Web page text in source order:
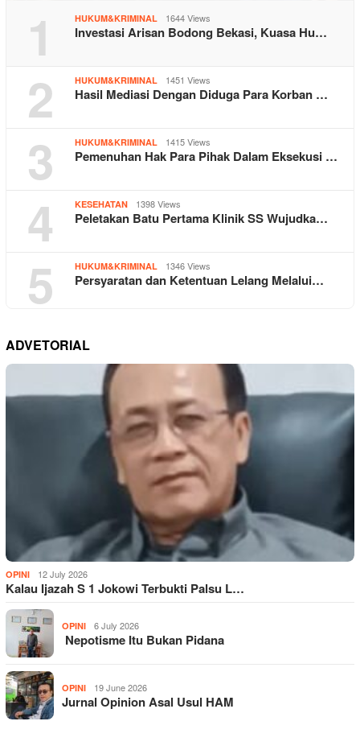
1 HUKUM&KRIMINAL 1644 Views
Investasi Arisan Bodong Bekasi, Kuasa Hu…
2 HUKUM&KRIMINAL 1451 Views
Hasil Mediasi Dengan Diduga Para Korban …
3 HUKUM&KRIMINAL 1415 Views
Pemenuhan Hak Para Pihak Dalam Eksekusi …
4 KESEHATAN 1398 Views
Peletakan Batu Pertama Klinik SS Wujudka…
5 HUKUM&KRIMINAL 1346 Views
Persyaratan dan Ketentuan Lelang Melalui…
ADVETORIAL
OPINI 12 July 2026
Kalau Ijazah S 1 Jokowi Terbukti Palsu L…
OPINI 6 July 2026
Nepotisme Itu Bukan Pidana
OPINI 19 June 2026
Jurnal Opinion Asal Usul HAM